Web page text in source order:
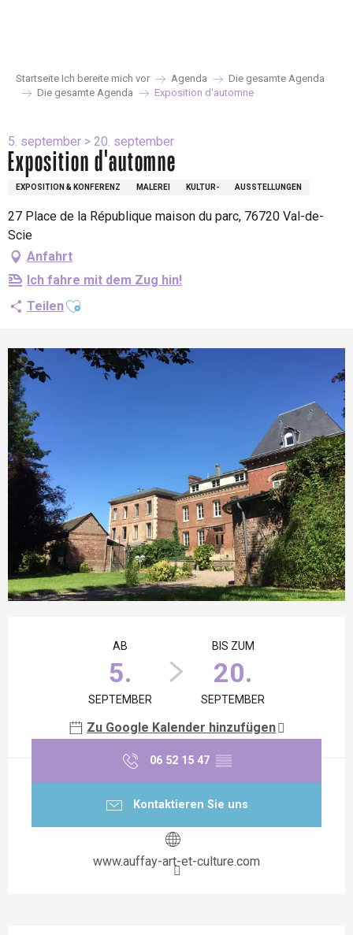
Startseite Ich bereite mich vor Agenda
Die gesamte Agenda
Die gesamte Agenda
Exposition d'automne
5. september > 20. september
Exposition d'automne
EXPOSITION & KONFERENZ MALEREI KULTUR- AUSSTELLUNGEN
27 Place de la République maison du parc, 76720 Val-de-
Scie
Anfahrt
Ich fahre mit dem Zug hin!
TeilenAjouter aux favoris
AB
5.
SEPTEMBER
BIS ZUM
20.
SEPTEMBER
Zu Google Kalender hinzufügen
06 52 15 47 ▒▒
Kontaktieren Sie uns
www.auffay-art-et-culture.com